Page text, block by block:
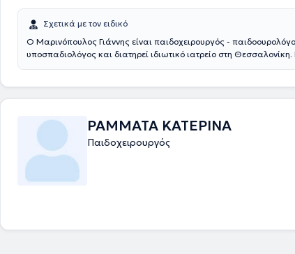
Σχετικά με τον ειδικό
Ο Μαρινόπουλος Γιάννης είναι παιδοχειρουργός -
υποσπαδιολόγος και διατηρεί ιδιωτικό ιατρείο στη
συνεχίστηκε στην Επείγουσα Ιατρική, στην Ορδοπαιδική και
και στην Ωτορινολαρυγολογία στο νοσοκομείο Bedford. Έπειτα,
Νεογνική Χειρουργική και τη Χειρουργική Παίδων στα
& Booth Hall του Manchester. Συγκεντρώνει μια σειρά από
σπουδών από τη Μεγάλη Βρετανία στη χειρουργική,
τραυματία και στη λαπαροσκοπική χειρουργική. Οι βασικές
ΡΑΜΜΑΤΑ ΚΑΤΕΡΙΝΑ
Παιδοχειρουργός